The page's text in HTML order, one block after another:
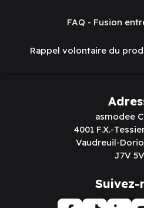
FAQ - Fusion
Rappel volontaire du
asmodee
4001 F.X.-
Vaudreuil-
J7V
Suivez-